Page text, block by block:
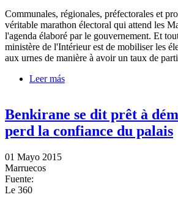
Communales, régionales, préfectorales et
véritable marathon électoral qui attend les
l'agenda élaboré par le gouvernement. Et
ministère de l'Intérieur est de mobiliser les
aux urnes de manière à avoir un taux de
Leer más
Benkirane se dit prêt à
perd la confiance du palais
01 Mayo 2015
Marruecos
Fuente:
Le 360